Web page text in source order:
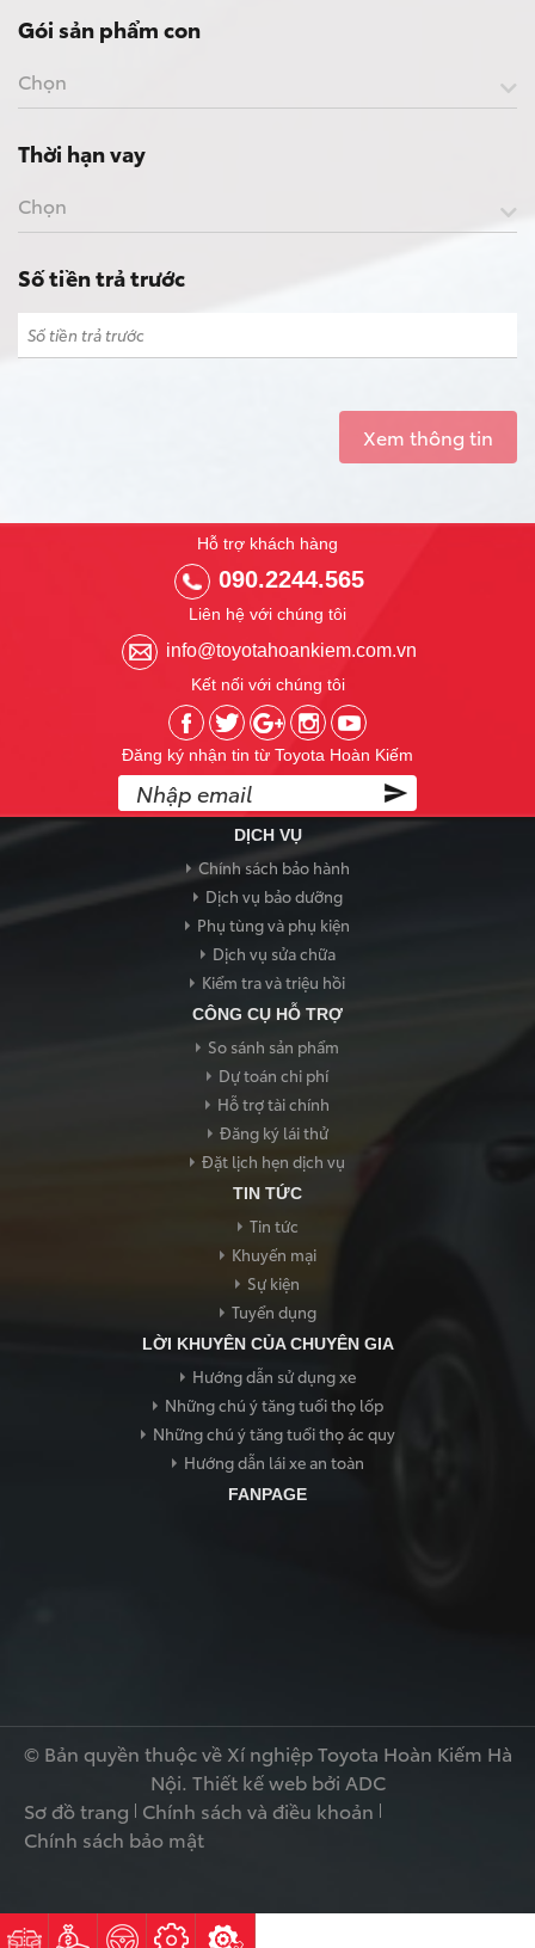
Gói sản phẩm con
Chọn
Thời hạn vay
Chọn
Số tiền trả trước
Xem thông tin
Hỗ trợ khách hàng
090.2244.565
Liên hệ với chúng tôi
info@toyotahoankiem.com.vn
Kết nối với chúng tôi
Đăng ký nhận tin từ Toyota Hoàn Kiếm
DỊCH VỤ
Chính sách bảo hành
Dịch vụ bảo dưỡng
Phụ tùng và phụ kiện
Dịch vụ sửa chữa
Kiểm tra và triệu hồi
CÔNG CỤ HỖ TRỢ
So sánh sản phẩm
Dự toán chi phí
Hỗ trợ tài chính
Đăng ký lái thử
Đặt lịch hẹn dịch vụ
TIN TỨC
Tin tức
Khuyến mại
Sự kiện
Tuyển dụng
LỜI KHUYÊN CỦA CHUYÊN GIA
Hướng dẫn sử dụng xe
Những chú ý tăng tuổi thọ lốp
Những chú ý tăng tuổi thọ ác quy
Hướng dẫn lái xe an toàn
FANPAGE
© Bản quyền thuộc về Xí nghiệp Toyota Hoàn Kiếm Hà
Nội. Thiết kế webbởi ADC
Sơ đồ trang Chính sách và điều khoản
Chính sách bảo mật